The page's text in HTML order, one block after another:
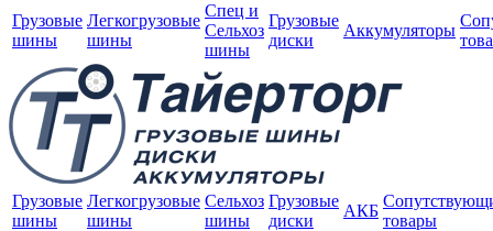
Грузовые
шины
Легкогрузовые
шины
Спец и
Сельхоз
шины
Грузовые
диски
Аккумуляторы
Грузовые
шины
Легкогрузовые
шины
Сельхоз
шины
Грузовые
диски
АКБ
товары